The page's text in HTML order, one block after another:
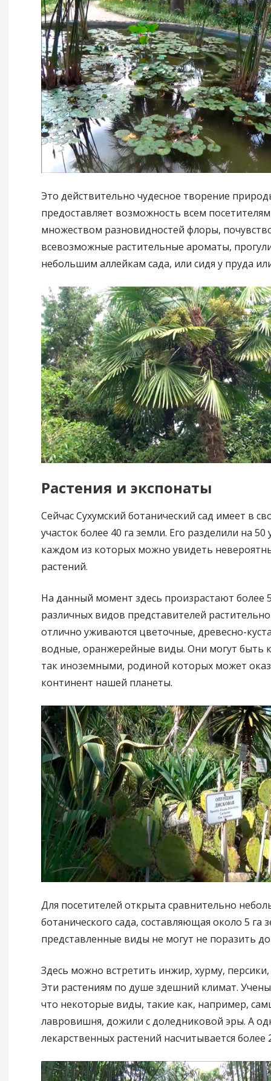
Это действительно чудесное творение
предоставляет возможность всем
множеством разновидностей флоры,
всевозможные растительные ароматы,
небольшим аллейкам сада, или сидя у пруда
Растения и экспонаты
Сейчас Сухумский ботанический сад имеет в
участок более 40 га земли. Его разделили на 50
каждом из которых можно увидеть
растений.
На данный момент здесь произрастают более
различных видов представителей
отлично уживаются цветочные, древесно-
водные, оранжерейные виды. Они могут быть
так иноземными, родиной которых может
континент нашей планеты.
Для посетителей открыта сравнительно
ботанического сада, составляющая около 5 га
представленные виды не могут не поразить
Здесь можно встретить инжир, хурму, персики,
Эти растениям по душе здешний климат.
что некоторые виды, такие как, например,
лавровишня, дожили с доледниковой эры. А
лекарственных растений насчитывается более